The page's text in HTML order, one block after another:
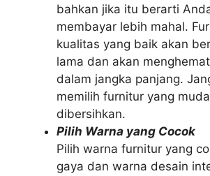
bahkan jika itu berarti
membayar lebih mahal.
kualitas yang baik akan
lama dan akan
dalam jangka panjang.
memilih furnitur yang
dibersihkan.
Pilih Warna yang Cocok
Pilih warna furnitur yang
gaya dan warna desain